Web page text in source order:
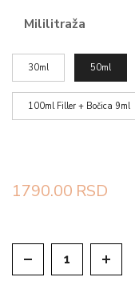
Mililitraža
30ml 50ml
100ml Filler + Bočica 9ml
1790.00 RSD